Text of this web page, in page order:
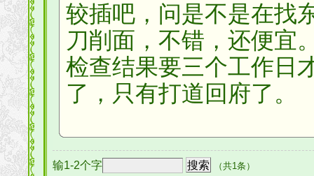
较插吧，问是不是在找
刀削面，不错，还便宜
检查结果要三个工作日
了，只有打道回府了。
输1-2个字 （共1条）